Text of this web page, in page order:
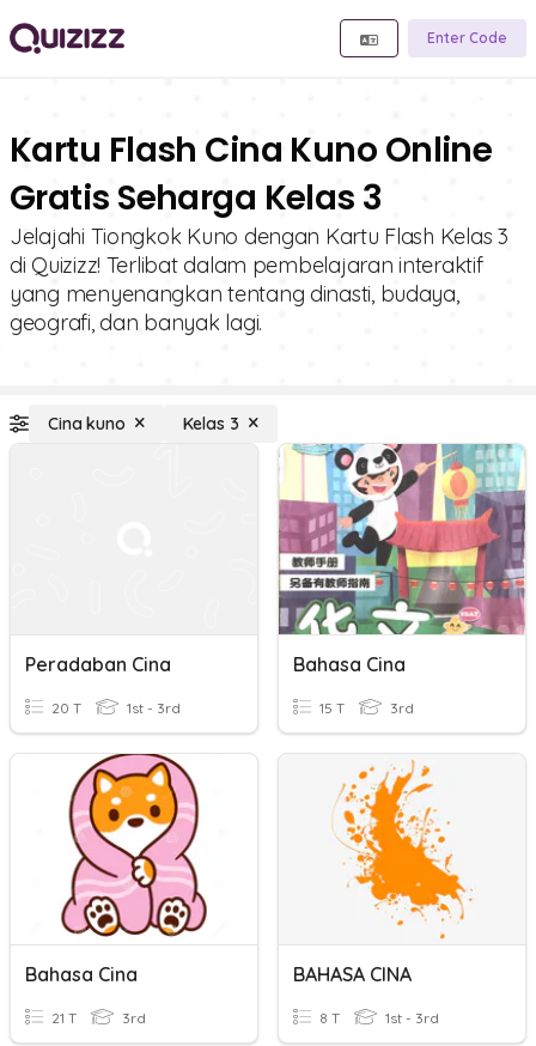
Enter Code
Kartu Flash Cina Kuno Online
Gratis Seharga Kelas 3
Jelajahi Tiongkok Kuno dengan Kartu Flash Kelas 3
di Quizizz! Terlibat dalam pembelajaran interaktif
yang menyenangkan tentang dinasti, budaya,
geografi, dan banyak lagi.
Cina kuno Kelas 3
Peradaban Cina
20 T 1st - 3rd
Bahasa Cina
15 T 3rd
Bahasa Cina
21 T 3rd
BAHASA CINA
8 T 1st - 3rd